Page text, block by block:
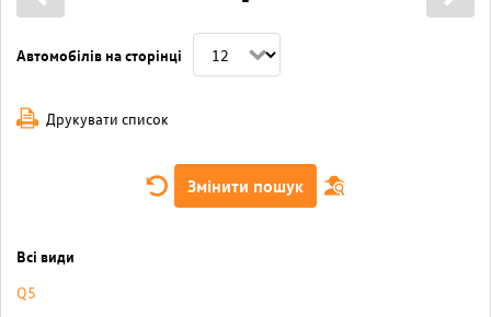
Автомобілів на сторінці
Друкувати список
Змінити пошук
Всі види
Q5